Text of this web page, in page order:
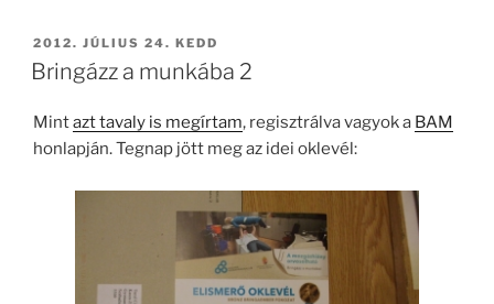
BEKÜLDVE:
2012. JÚLIUS 24. KEDD
Bringázz a munkába 2
Mintazt tavaly is megírtam, regisztrálva vagyok a BAM
honlapján. Tegnap jött meg az idei oklevél: